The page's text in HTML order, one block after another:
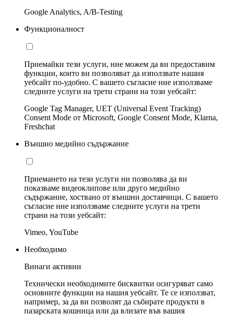
Google Analytics, A/B-Testing
Функционалност
Приемайки тези услуги, ние можем да ви предоставим
функции, които ви позволяват да използвате нашия
уебсайт по-удобно. С вашето съгласие ние използваме
следните услуги на трети страни на този уебсайт:
Google Tag Manager, UET (Universal Event Tracking)
Consent Mode от Microsoft, Google Consent Mode, Klarna,
Freshchat
Външно медийно съдържание
Приемането на тези услуги ни позволява да ви
показваме видеоклипове или друго медийно
съдържание, хоствано от външни доставчици. С вашето
съгласие ние използваме следните услуги на трети
страни на този уебсайт:
Vimeo, YouTube
Необходимо
Винаги активни
Технически необходимите бисквитки осигуряват само
основните функции на нашия уебсайт. Те се използват,
например, за да ви позволят да събирате продукти в
пазарската кошница или да влизате във вашия